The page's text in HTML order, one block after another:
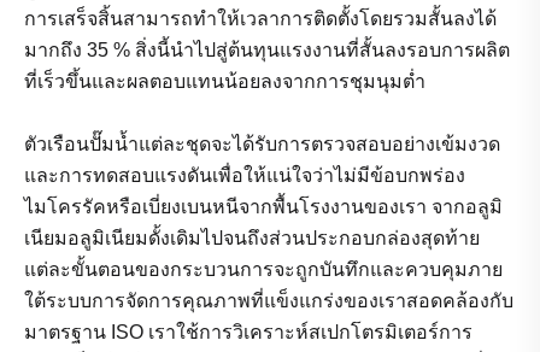
การเสร็จสิ้นสามารถทำให้เวลาการติดตั้งโดยรวมสั้นลงได้
มากถึง 35 % สิ่งนี้นำไปสู่ต้นทุนแรงงานที่สั้นลงรอบการผลิต
ที่เร็วขึ้นและผลตอบแทนน้อยลงจากการชุมนุมต่ำ
ตัวเรือนปั๊มน้ำแต่ละชุดจะได้รับการตรวจสอบอย่างเข้มงวด
และการทดสอบแรงดันเพื่อให้แน่ใจว่าไม่มีข้อบกพร่อง
ไมโครรัคหรือเบี่ยงเบนหนีจากพื้นโรงงานของเรา จากอลูมิ
เนียมอลูมิเนียมดั้งเดิมไปจนถึงส่วนประกอบกล่องสุดท้าย
แต่ละขั้นตอนของกระบวนการจะถูกบันทึกและควบคุมภาย
ใต้ระบบการจัดการคุณภาพที่แข็งแกร่งของเราสอดคล้องกับ
มาตรฐาน ISO เราใช้การวิเคราะห์สเปกโตรมิเตอร์การ